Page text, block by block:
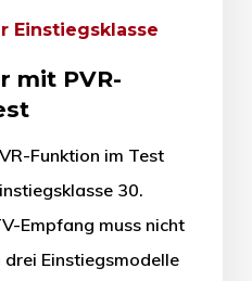
Einstiegsklasse
mit PVR-
Funktion im Test
30.
Empfang muss nicht
Einstiegsmodelle